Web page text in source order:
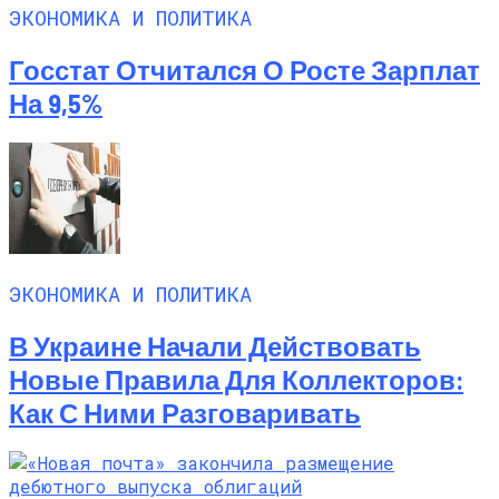
ЭКОНОМИКА И ПОЛИТИКА
Госстат Отчитался О Росте Зарплат
На 9,5%
ЭКОНОМИКА И ПОЛИТИКА
В Украине Начали Действовать
Новые Правила Для Коллекторов:
Как С Ними Разговаривать